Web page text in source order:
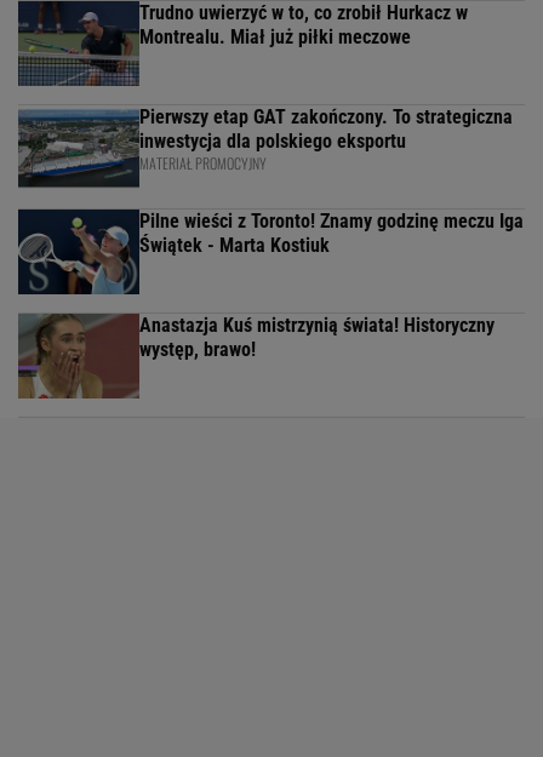
Trudno uwierzyć w to, co zrobił Hurkacz w
Montrealu. Miał już piłki meczowe
Pierwszy etap GAT zakończony. To strategiczna
inwestycja dla polskiego eksportu
MATERIAŁ PROMOCYJNY
Pilne wieści z Toronto! Znamy godzinę meczu Iga
Świątek - Marta Kostiuk
Anastazja Kuś mistrzynią świata! Historyczny
występ, brawo!